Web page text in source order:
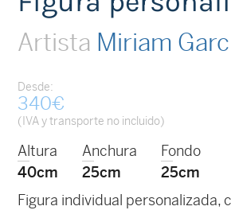
Artista Miriam
Desde:
340€
(IVA y transporte no incluido)
Altura
40cm
Anchura
25cm
Fondo
25cm
Figura individual personalizada,